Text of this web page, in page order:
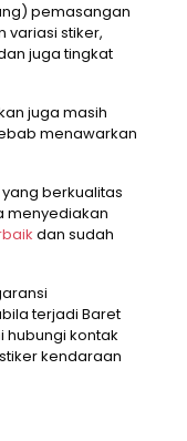
pemasangan
variasi stiker,
juga tingkat
juga masih
menawarkan
berkualitas
menyediakan
dan sudah
terjadi Baret
hubungi kontak
kendaraan